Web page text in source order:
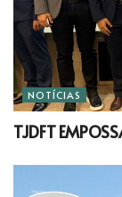
NOTÍCIAS
TJDFT